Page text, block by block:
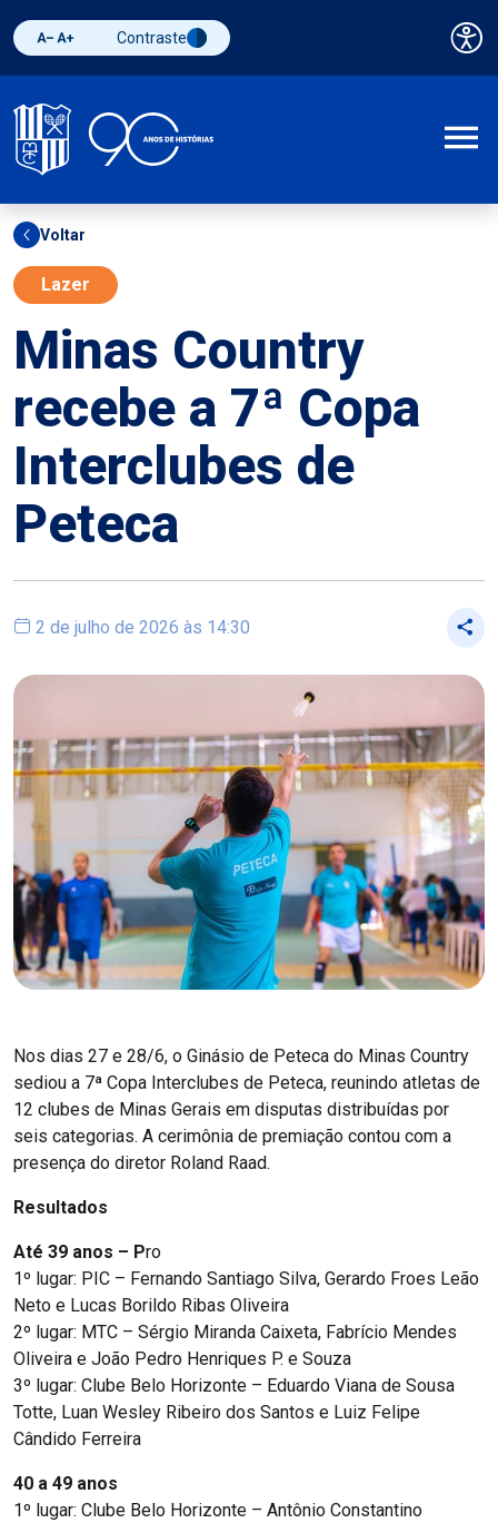
Diminuir fonte
Aumentar fonteAlternar contraste
Contraste
Voltar
Lazer
Minas Country
recebe a 7ª Copa
Interclubes de
Peteca
2 de julho de 2026 às 14:30
Nos dias 27 e 28/6, o Ginásio de Peteca do Minas Country
sediou a 7ª Copa Interclubes de Peteca, reunindo atletas de
12 clubes de Minas Gerais em disputas distribuídas por
seis categorias. A cerimônia de premiação contou com a
presença do diretor Roland Raad.
Resultados
Até 39 anos – Pro
1º lugar: PIC – Fernando Santiago Silva, Gerardo Froes Leão
Neto e Lucas Borildo Ribas Oliveira
2º lugar: MTC – Sérgio Miranda Caixeta, Fabrício Mendes
Oliveira e João Pedro Henriques P. e Souza
3º lugar: Clube Belo Horizonte – Eduardo Viana de Sousa
Totte, Luan Wesley Ribeiro dos Santos e Luiz Felipe
Cândido Ferreira
40 a 49 anos
1º lugar: Clube Belo Horizonte – Antônio Constantino